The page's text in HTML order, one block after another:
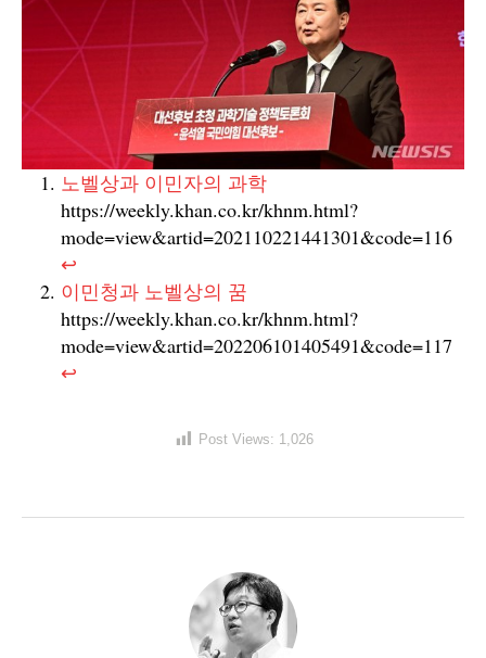
노벨상과 이민자의 과학
https://weekly.khan.co.kr/khnm.html?
mode=view&artid=202110221441301&code=116
↩︎
이민청과 노벨상의 꿈
https://weekly.khan.co.kr/khnm.html?
mode=view&artid=202206101405491&code=117
↩︎
Post Views: 1,026